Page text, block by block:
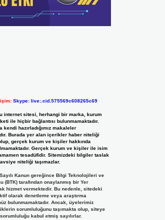
Skype: live:.cid.575569c608265c69
internet sitesi, herhangi bir marka, kurum
ile hiçbir bağlantısı bulunmamaktadır.
kendi hazırladığımız makaleler
Burada yer alan içerikler haber niteliği
gerçek kurum ve kişiler hakkında
Gerçek kurum ve kişiler ile isim
tesadüfidir. Sitemizdeki bilgiler taslak
niteliği taşımazlar.
Kanun gereğince Bilgi Teknolojileri ve
(BTK) tarafından onaylanmış bir Yer
hizmet vermektedir. Bu nedenle, sitedeki
olarak denetleme veya araştırma
bulunmamaktadır. Ancak, üyelerimiz
sorumluluğunu taşımakta olup, siteye
kabul etmiş sayılırlar.